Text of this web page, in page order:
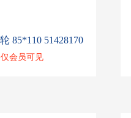
85*110 51428170
会员可见